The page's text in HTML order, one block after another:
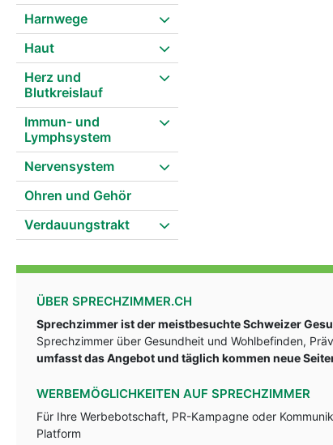
Harnwege
Haut
Herz und
Blutkreislauf
Immun- und
Lymphsystem
Nervensystem
Ohren und Gehör
Verdauungstrakt
ÜBER SPRECHZIMMER.CH
Sprechzimmer ist der meistbesuchte Schweizer
Sprechzimmer über Gesundheit und Wohlbefinden,
umfasst das Angebot und täglich kommen neue
WERBEMÖGLICHKEITEN AUF SPRECHZIMMER
Für Ihre Werbebotschaft, PR-Kampagne oder
Platform